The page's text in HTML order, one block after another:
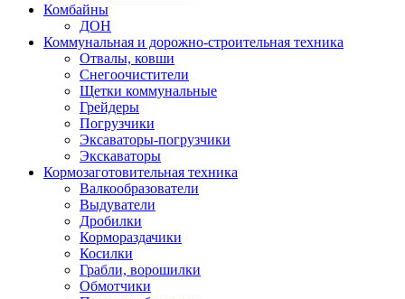
Комбайны
ДОН
Коммунальная и дорожно-строительная техника
Отвалы, ковши
Снегоочистители
Щетки коммунальные
Грейдеры
Погрузчики
Эксаваторы-погрузчики
Экскаваторы
Кормозаготовительная техника
Валкообразователи
Выдуватели
Дробилки
Кормораздачики
Косилки
Грабли, ворошилки
Обмотчики